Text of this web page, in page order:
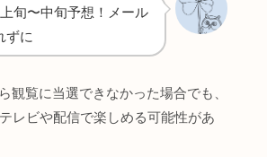
旬〜中旬予想！メール
ずに
観覧に当選できなかった場合でも、
レビや配信で楽しめる可能性があ